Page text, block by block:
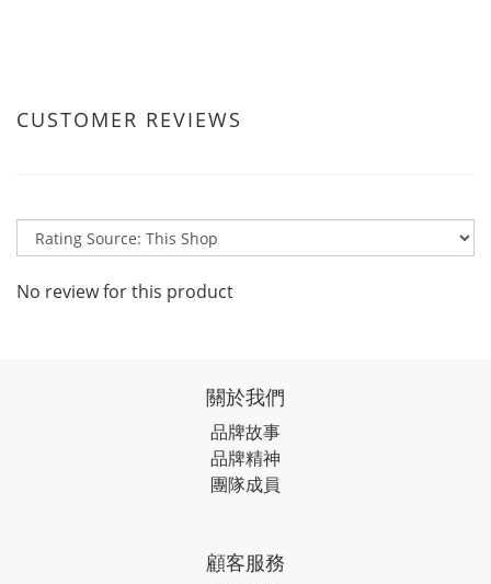
CUSTOMER REVIEWS
No review for this product
關於我們
品牌故事
品牌精神
團隊成員
顧客服務